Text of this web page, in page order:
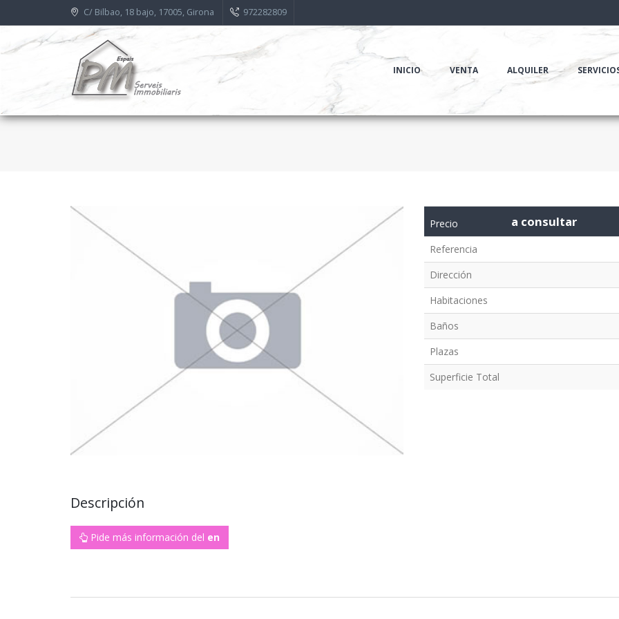
C/ Bilbao, 18 bajo, 17005, Girona 972282809
INICIO VENTA ALQUILER
Precio a consultar
Referencia
Dirección
Habitaciones
Baños
Plazas
Superficie Total
Descripción
Pide más información del en